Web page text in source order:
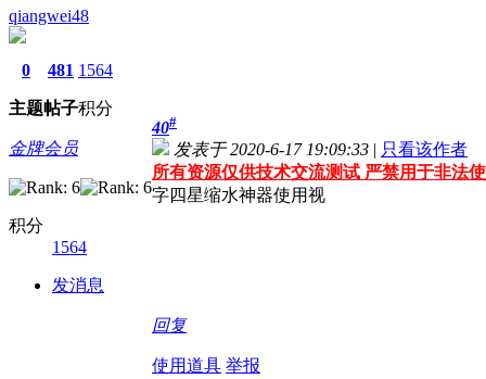
qiangwei48
0
主题
481
帖子
1564
积分
金牌会员
积分
1564
发消息
40#
发表于 2020-6-17 19:09:33 | 只看该作者
所有资源仅供技术交流测试 严禁用于非法
字四星缩水神器使用视
回复
使用道具 举报